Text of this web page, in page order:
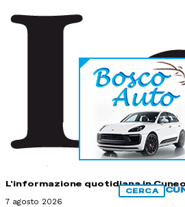
L'informazione quotidiana in
7 agosto 2026
CERCA